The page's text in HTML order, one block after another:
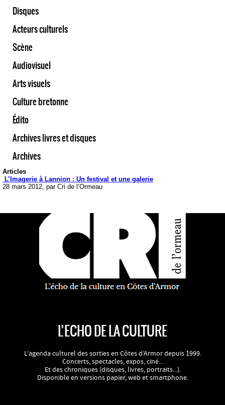
Disques
Acteurs culturels
Scène
Audiovisuel
Arts visuels
Culture bretonne
Édito
Archives livres et disques
Archives
Articles
L’Imagerie à Lannion : Un festival et une galerie
28 mars 2012, par Cri de l’Ormeau
L’ECHO DE LA CULTURE
L’agenda culturel des sorties en Côtes d’Armor depuis 1999.
Concerts, spectacles, expos, ciné...
Et des chroniques (disques, livres, portraits...).
Disponible en versions papier, web et smartphone.